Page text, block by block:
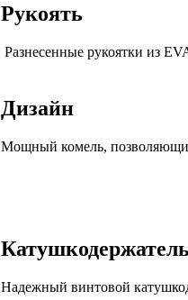
Рукоять
Разнесенные рукоятки из
Дизайн
Мощный комель,
Катушкодержатель
Надежный винтовой